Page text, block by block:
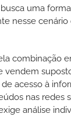
uma
nesse
combinação
vendem
acesso à
nas redes
análise